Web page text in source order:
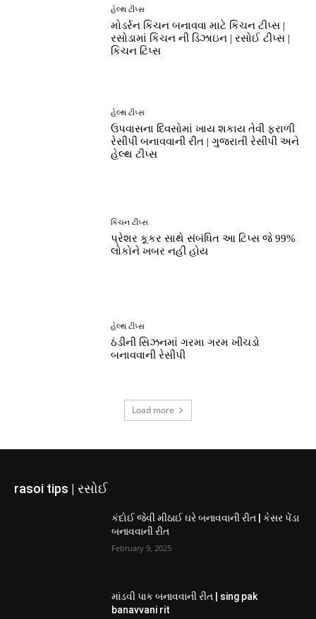
હેલ્થ ટીપ્સ
મોડર્રન કિચન બનાવવા માટે કિચન ટીપ્સ |
રસોડામાં કિચન ની ડિઝાઇન | રસોઈ ટીપ્સ |
કિચન ટિપ્સ
હેલ્થ ટીપ્સ
ઉપવાસના દિવસોમાં ખાય શકાય તેવી ફરાળી
રેસીપી બનાવવાની રીત | ગુજરાતી રેસીપી અને
હેલ્થ ટીપ્સ
કિચન ટીપ્સ
પ્રેશર કૂકર સાથે સંબંધિત આ ટિપ્સ જે 99%
લોકોને ખબર નહીં હોય
હેલ્થ ટીપ્સ
ઠંડીની સિઝનમાં ગરમા ગરમ ખીચડો
બનાવવાની રેસીપી
Load more
rasoi tips | રસોઈ
કંદોઈ જેવી મીઠાઈ ઘરે બનાવવાની રીત | કેસર પેંડા
બનાવવાની રીત
February 9, 2025
માંડવી પાક બનાવવાની રીત | sing pak
banavvani rit